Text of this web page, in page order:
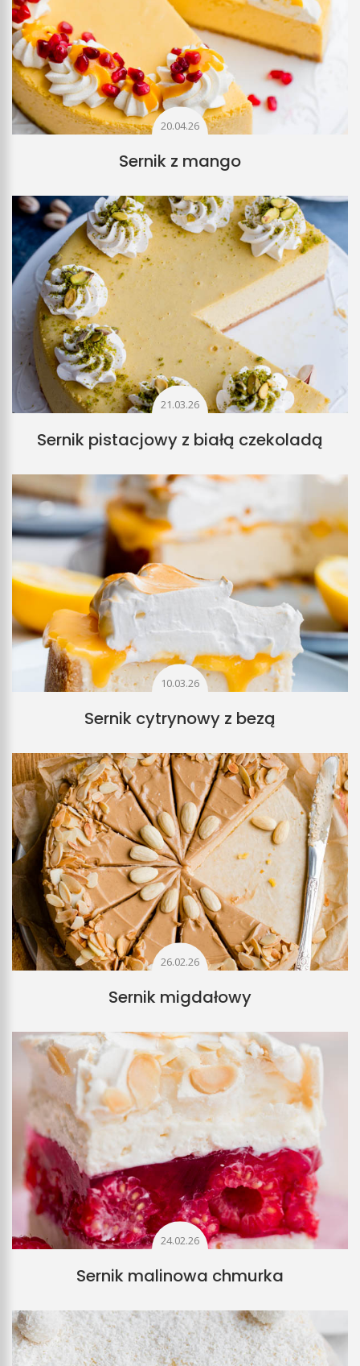
20.04.26
Sernik z mango
21.03.26
Sernik pistacjowy z białą czekoladą
10.03.26
Sernik cytrynowy z bezą
26.02.26
Sernik migdałowy
24.02.26
Sernik malinowa chmurka